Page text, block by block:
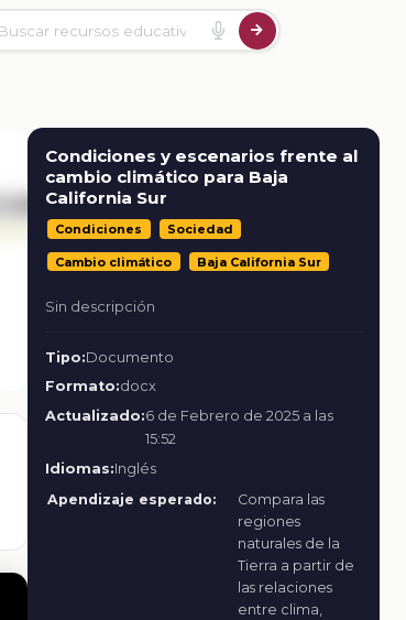
Condiciones y escenarios frente al
cambio climático para Baja
California Sur
Condiciones Sociedad
Cambio climático Baja California Sur
Sin descripción
Tipo:Documento
Formato:docx
Actualizado:6 de Febrero de 2025 a las
15:52
Idiomas:Inglés
Apendizaje esperado:
Compara las
regiones
naturales de la
Tierra a partir de
las relaciones
entre clima,